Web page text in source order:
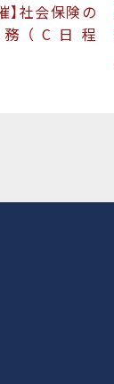
】社会保険の
（C日程